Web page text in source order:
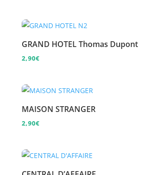
GRAND HOTEL Thomas Dupont
2,90€
MAISON STRANGER
2,90€